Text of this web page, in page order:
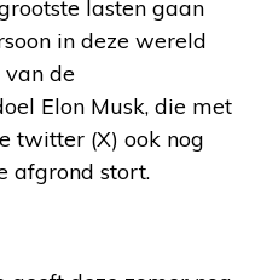
lasten gaan
in deze wereld
de
Elon Musk, die met
twitter (X) ook nog
afgrond stort.